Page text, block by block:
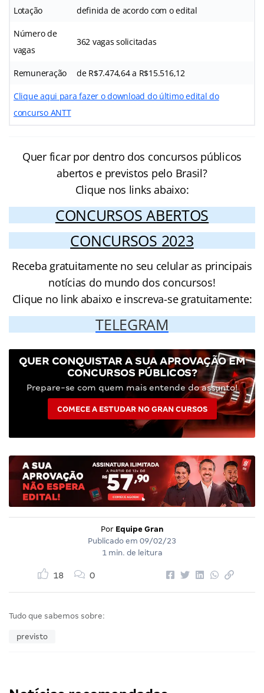
Lotação definida de acordo com o edital
Número de
vagas
362 vagas solicitadas
Remuneração de R$7.474,64 a R$15.516,12
Clique aqui para fazer o download do último edital do
concurso ANTT
Quer ficar por dentro dos concursos públicos
abertos e previstos pelo Brasil?
Clique nos links abaixo:
CONCURSOS ABERTOS
CONCURSOS 2023
Receba gratuitamente no seu celular as principais
notícias do mundo dos concursos!
Clique no link abaixo e inscreva-se gratuitamente:
TELEGRAM
QUER CONQUISTAR A SUA APROVAÇÃO EM
CONCURSOS PÚBLICOS?
Prepare-se com quem mais entende do assunto!
COMECE A ESTUDAR NO GRAN CURSOS
Por Equipe Gran
Publicado em 09/02/23
1 min. de leitura
18 0
Tudo que sabemos sobre:
previsto